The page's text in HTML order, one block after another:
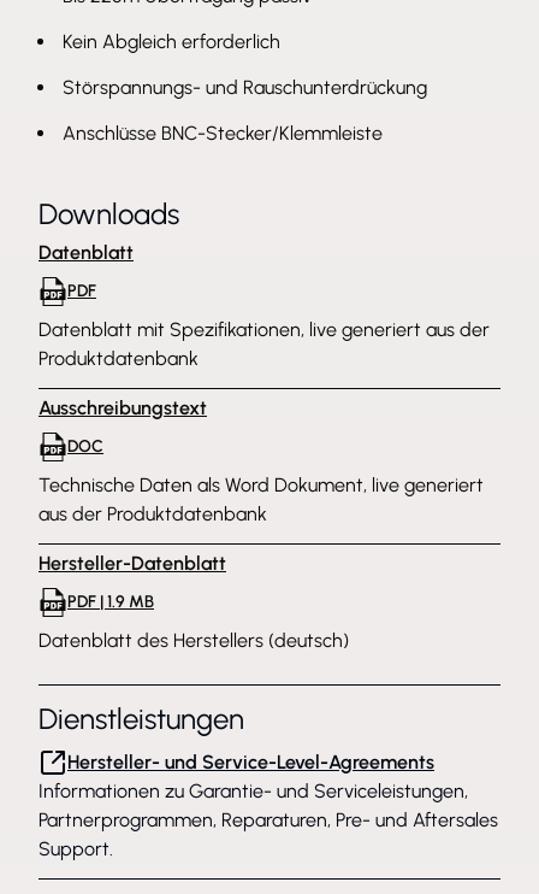
Kein Abgleich erforderlich
Störspannungs- und Rauschunterdrückung
Anschlüsse BNC-Stecker/Klemmleiste
Downloads
Datenblatt
PDF
Datenblatt mit Spezifikationen, live generiert aus der
Produktdatenbank
Ausschreibungstext
DOC
Technische Daten als Word Dokument, live generiert
aus der Produktdatenbank
Hersteller-Datenblatt
PDF | 1.9 MB
Datenblatt des Herstellers (deutsch)
Dienstleistungen
Hersteller- und Service-Level-Agreements
Informationen zu Garantie- und Serviceleistungen,
Partnerprogrammen, Reparaturen, Pre- und Aftersales
Support.